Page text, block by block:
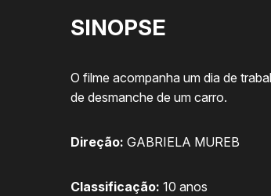
SINOPSE
O filme acompanha um dia de
de desmanche de um carro.
Direção: GABRIELA MUREB
Classificação: 10 anos